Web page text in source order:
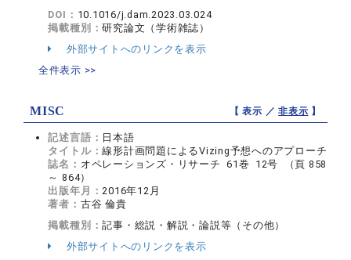
DOI： 10.1016/j.dam.2023.03.024
掲載種別：研究論文（学術雑誌）
外部サイトへのリンクを表示
全件表示 >>
MISC 【 表示 ／非表示 】
記述言語： 日本語
タイトル：線形計画問題によるVizing予想へのアプローチ
誌名： オペレーションズ・リサーチ 61巻 12号 （頁 858
～ 864）
出版年月： 2016年12月
著者： 古谷 倫貴
掲載種別：記事・総説・解説・論説等（その他）
外部サイトへのリンクを表示